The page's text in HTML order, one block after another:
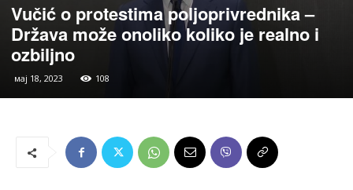
Vučić o protestima poljoprivrednika –
Država može onoliko koliko je realno i
ozbiljno
мај 18, 2023 108